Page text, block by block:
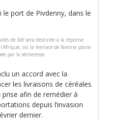
port de Pivdenny, dans le
de blé sera destinée à la réponse
où la menace de famine plane
par la sécheresse.
un accord avec la
les livraisons de céréales
afin de remédier à
depuis l’invasion
dernier.